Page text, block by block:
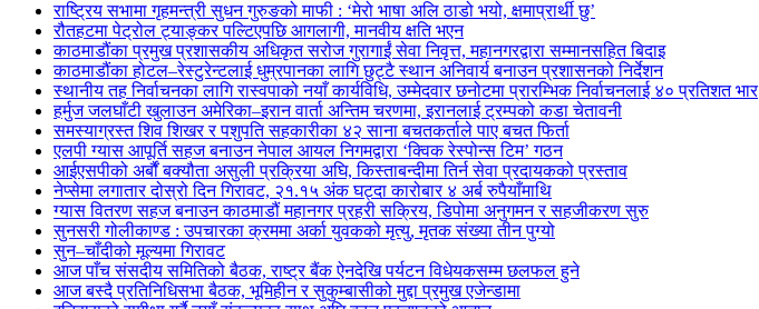
राष्ट्रिय सभामा गृहमन्त्री सुधन गुरुङको माफी : ‘मेरो भाषा अलि ठाडो भयो, क्षमाप्रार्थी छु’
रौतहटमा पेट्रोल ट्याङ्कर पल्टिएपछि आगलागी, मानवीय क्षति भएन
काठमाडौंका प्रमुख प्रशासकीय अधिकृत सरोज गुरागाईं सेवा निवृत्त, महानगरद्वारा सम्मानसहित बिदाइ
काठमाडौंका होटल–रेस्टुरेन्टलाई धुम्रपानका लागि छुट्टै स्थान अनिवार्य बनाउन प्रशासनको निर्देशन
स्थानीय तह निर्वाचनका लागि रास्वपाको नयाँ कार्यविधि, उम्मेदवार छनोटमा प्रारम्भिक निर्वाचनलाई ४० प्रतिशत भार
हर्मुज जलघाँटी खुलाउन अमेरिका–इरान वार्ता अन्तिम चरणमा, इरानलाई ट्रम्पको कडा चेतावनी
समस्याग्रस्त शिव शिखर र पशुपति सहकारीका ४२ साना बचतकर्ताले पाए बचत फिर्ता
एलपी ग्यास आपूर्ति सहज बनाउन नेपाल आयल निगमद्वारा ‘क्विक रेस्पोन्स टिम’ गठन
आईएसपीको अर्बौं बक्यौता असुली प्रक्रिया अघि, किस्ताबन्दीमा तिर्न सेवा प्रदायकको प्रस्ताव
नेप्सेमा लगातार दोस्रो दिन गिरावट, २१.१५ अंक घट्दा कारोबार ४ अर्ब रुपैयाँमाथि
ग्यास वितरण सहज बनाउन काठमाडौं महानगर प्रहरी सक्रिय, डिपोमा अनुगमन र सहजीकरण सुरु
सुनसरी गोलीकाण्ड : उपचारका क्रममा अर्का युवकको मृत्यु, मृतक संख्या तीन पुग्यो
सुन–चाँदीको मूल्यमा गिरावट
आज पाँच संसदीय समितिको बैठक, राष्ट्र बैंक ऐनदेखि पर्यटन विधेयकसम्म छलफल हुने
आज बस्दै प्रतिनिधिसभा बैठक, भूमिहीन र सुकुम्बासीको मुद्दा प्रमुख एजेन्डामा